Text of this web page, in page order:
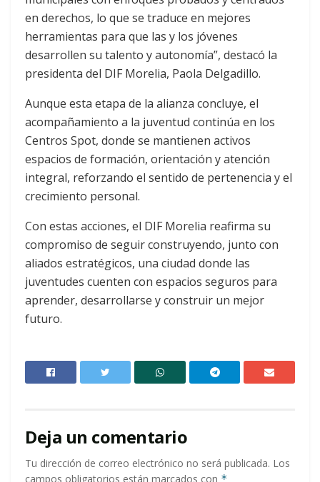
en derechos, lo que se traduce en mejores
herramientas para que las y los jóvenes
desarrollen su talento y autonomía”, destacó la
presidenta del DIF Morelia, Paola Delgadillo.
Aunque esta etapa de la alianza concluye, el
acompañamiento a la juventud continúa en los
Centros Spot, donde se mantienen activos
espacios de formación, orientación y atención
integral, reforzando el sentido de pertenencia y el
crecimiento personal.
Con estas acciones, el DIF Morelia reafirma su
compromiso de seguir construyendo, junto con
aliados estratégicos, una ciudad donde las
juventudes cuenten con espacios seguros para
aprender, desarrollarse y construir un mejor
futuro.
Deja un comentario
Tu dirección de correo electrónico no será publicada. Los
campos obligatorios están marcados con *